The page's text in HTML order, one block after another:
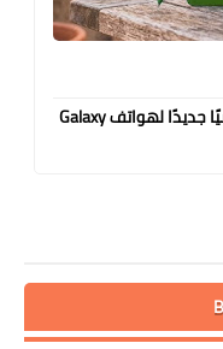
"سامسونغ" تختبر مستشعر كاميرا رئيسيًا جديدًا لهواتف Galaxy